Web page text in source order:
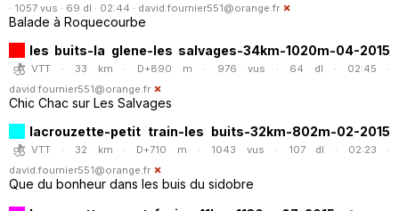
· 1057 vus · 69 dl · 02:44 · david.fournier551@orange.fr
Balade à Roquecourbe
les buits-la glene-les salvages-34km-1020m-04-2015
VTT · 33 km · D+890 m · 976 vus · 64 dl · 02:45 ·
david.fournier551@orange.fr
Chic Chac sur Les Salvages
lacrouzette-petit train-les buits-32km-802m-02-2015
VTT · 32 km · D+710 m · 1043 vus · 107 dl · 02:23 ·
david.fournier551@orange.fr
Que du bonheur dans les buis du sidobre